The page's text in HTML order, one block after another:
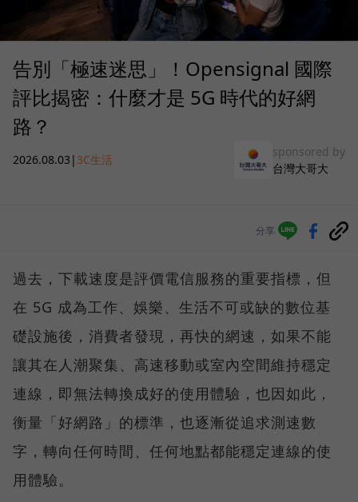
告別「極速迷思」！Opensignal 國際
評比揭密：什麼才是 5G 時代的好網
路？
2026.08.03 | 3C生活
sponsored by
台灣大哥大
分享
過去，下載速度是評價電信服務的重要指標，但
在 5G 成為工作、娛樂、生活不可或缺的數位基
礎設施後，消費者發現，再快的網速，如果不能
讓其在人潮聚集、高速移動或室內空間維持穩定
連線，即無法轉換成好的使用體驗，也因如此，
衡量「好網路」的標準，也逐漸從追求測速數
字，轉向任何時間、任何地點都能穩定連線的使
用體驗。